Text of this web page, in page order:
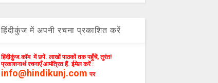
हिंदीकुंज में अपनी रचना प्रकाशित करें
हिंदीकुंज.कॉम में छपें. लाखों पाठकों तक पहुँचें, तुरंत!
प्रकाशनार्थ रचनाएँ आमंत्रित हैं. ईमेल करें :
info@hindikunj.com पर